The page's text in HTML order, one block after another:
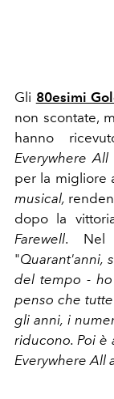
Gli 80esimi
non scontate,
hanno
Everywhere
per la migliore
musical,
dopo la
Farewell. Nel
"Quarant'anni,
del tempo -
penso che
gli anni, i
riducono. Poi è
Everywhere All